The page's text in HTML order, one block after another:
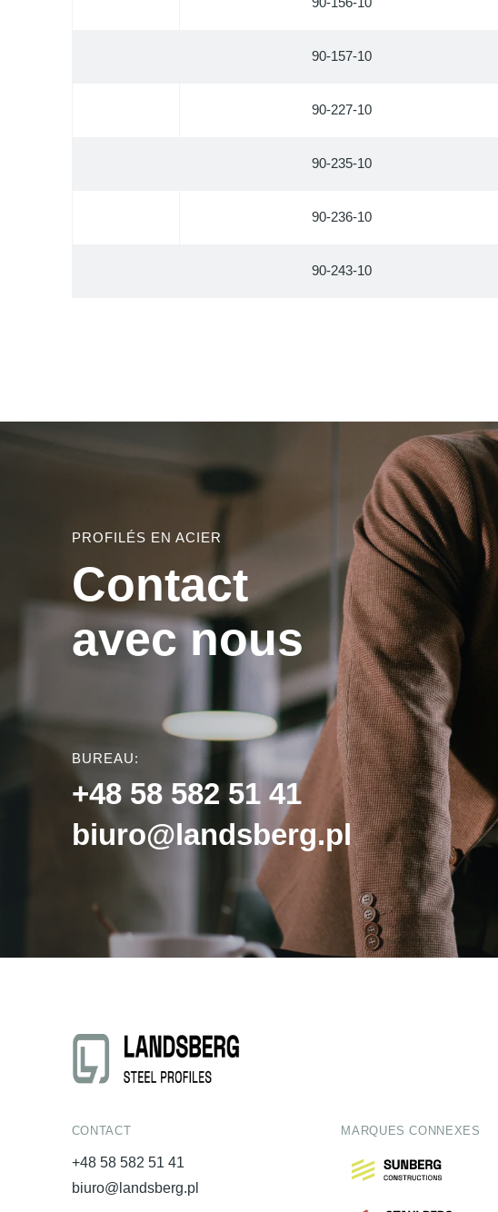
90-157-10
90-227-10
90-235-10
90-236-10
90-243-10
PROFILÉS EN ACIER
Contact
avec nous
BUREAU:
+48 58 582 51 41
biuro@landsberg.pl
CONTACT
+48 58 582 51 41
biuro@landsberg.pl
MARQUES CONNEXES